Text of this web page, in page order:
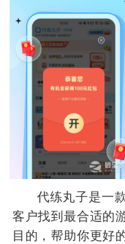
代练丸子是一
客户找到最合适的
目的，帮助你更好